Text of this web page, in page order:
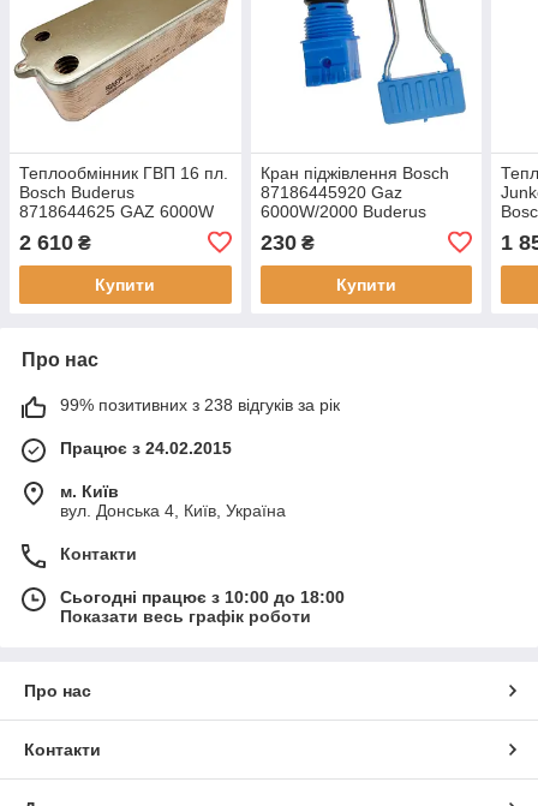
Теплообмінник ГВП 16 пл.
Bosch Buderus
8718644625 GAZ 6000W
2 610 ₴
Купити
Кран піджівлення Bosch
87186445920 Gaz
6000W/2000 Buderus
230₴
Купити
1
Про нас
99% позитивних з 238 відгуків за рік
Працює з 24.02.2015
м. Київ
вул. Донська 4, Київ, Україна
Контакти
Сьогодні працює з 10:00 до 18:00
Показати весь графік роботи
Про нас
Контакти